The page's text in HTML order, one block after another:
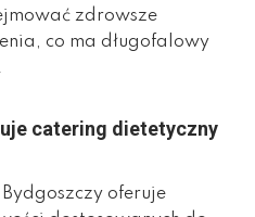
zdrowsze
co ma długofalowy
catering dietetyczny
oferuje